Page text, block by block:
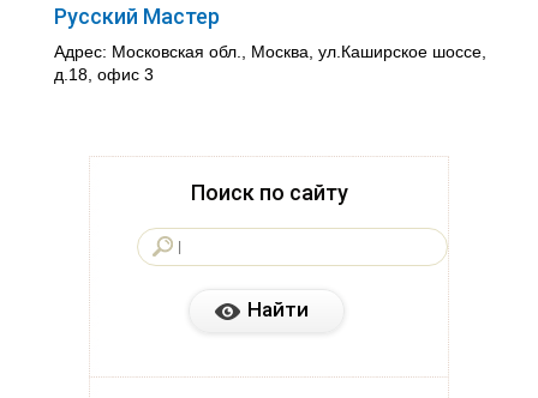
Русский Мастер
Адрес: Московская обл., Москва, ул.Каширское шоссе,
д.18, офис 3
Поиск по сайту